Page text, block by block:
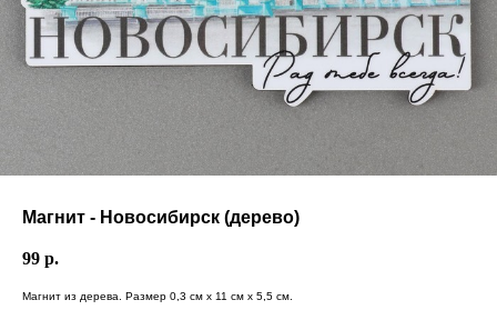
Магнит - Новосибирск (дерево)
99 р.
Магнит из дерева. Размер 0,3 см х 11 см х 5,5 см.